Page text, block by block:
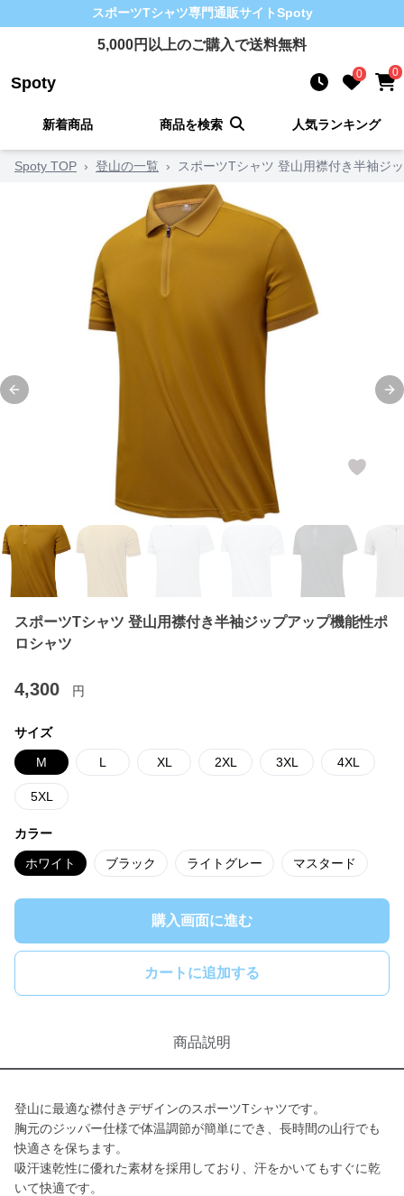
スポーツTシャツ専門通販サイトSpoty
5,000円以上のご購入で送料無料
Spoty 0 0
新着商品 商品を検索 人気ランキング
Spoty TOP › 登山の一覧 › スポーツTシャツ 登山用襟付き半袖ジ
Previous slide
スポーツTシャツ 登山用襟付き半袖ジップアップ機能性ポ
ロシャツ
4,300 円
サイズ
M L XL 2XL 3XL 4XL
5XL
カラー
ホワイト ブラック ライトグレー マスタード
購入画面に進む
カートに追加する
商品説明
登山に最適な襟付きデザインのスポーツTシャツです。
胸元のジッパー仕様で体温調節が簡単にでき、長時間の山行でも
快適さを保ちます。
吸汗速乾性に優れた素材を採用しており、汗をかいてもすぐに乾
いて快適です。